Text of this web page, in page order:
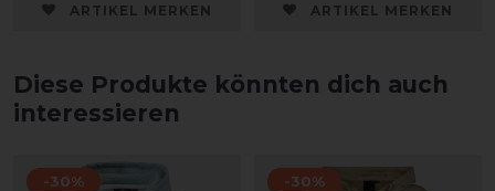
ARTIKEL MERKEN ARTIKEL MERKEN
Diese Produkte könnten dich auch
interessieren
-30% -30%